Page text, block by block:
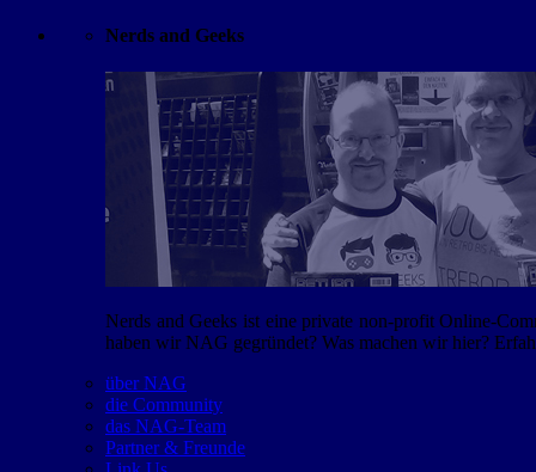
Nerds and Geeks
Nerds and Geeks ist eine private non-profit Online-
haben wir NAG gegründet? Was machen wir hier?
über NAG
die Community
das NAG-Team
Partner & Freunde